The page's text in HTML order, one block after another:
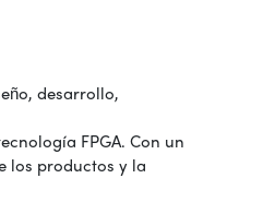
desarrollo,
FPGA. Con un
los productos y la